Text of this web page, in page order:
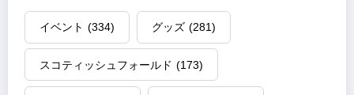
イベント (334) グッズ (281)
スコティッシュフォールド (173)